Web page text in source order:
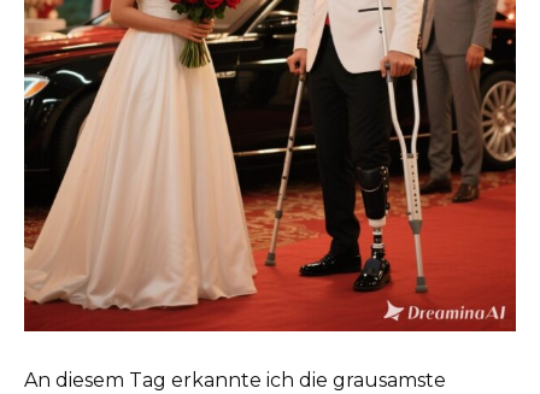
An diesem Tag erkannte ich die grausamste